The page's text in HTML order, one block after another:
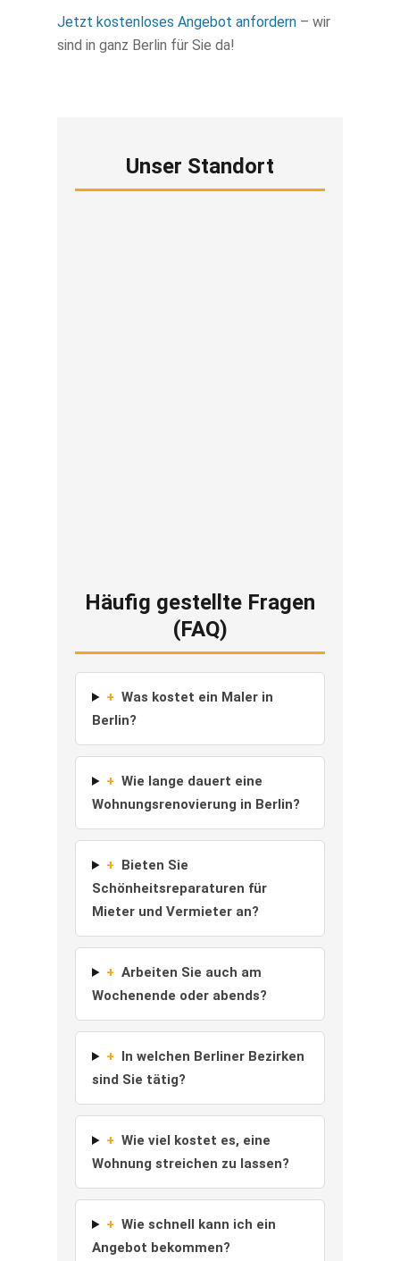
Jetzt kostenloses Angebot anfordern – wir
sind in ganz Berlin für Sie da!
Unser Standort
Häufig gestellte Fragen
(FAQ)
+ Was kostet ein Maler in
Berlin?
+ Wie lange dauert eine
Wohnungsrenovierung in Berlin?
+ Bieten Sie
Schönheitsreparaturen für
Mieter und Vermieter an?
+ Arbeiten Sie auch am
Wochenende oder abends?
+ In welchen Berliner Bezirken
sind Sie tätig?
+ Wie viel kostet es, eine
Wohnung streichen zu lassen?
+ Wie schnell kann ich ein
Angebot bekommen?